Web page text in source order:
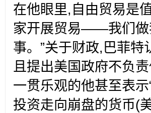
在他眼里,自由贸易是
家开展贸易——我们做
事。”关于财政,巴菲
且提出美国政府不负
一贯乐观的他甚至表
投资走向崩盘的货币(